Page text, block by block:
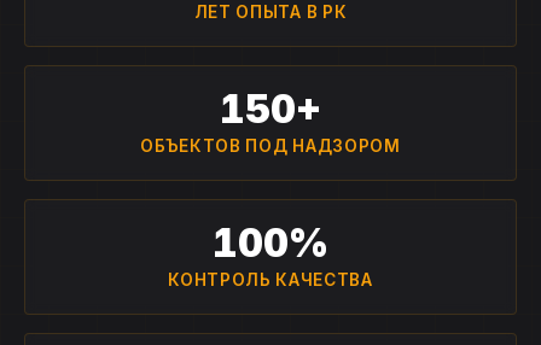
ЛЕТ ОПЫТА В РК
150+
ОБЪЕКТОВ ПОД НАДЗОРОМ
100%
КОНТРОЛЬ КАЧЕСТВА